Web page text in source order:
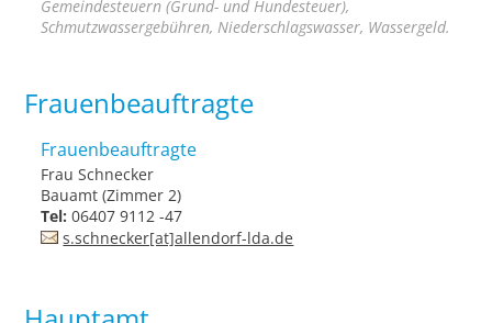
Gemeindesteuern (Grund- und Hundesteuer),
Schmutzwassergebühren, Niederschlagswasser, Wassergeld.
Frauenbeauftragte
Frauenbeauftragte
Frau Schnecker
Bauamt (Zimmer 2)
Tel: 06407 9112 -47
s.schnecker[at]allendorf-lda.de